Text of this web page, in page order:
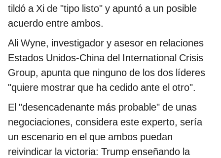
tildó a Xi de "tipo listo" y apuntó a un posible
acuerdo entre ambos.
Ali Wyne, investigador y asesor en relaciones
Estados Unidos-China del International Crisis
Group, apunta que ninguno de los dos líderes
"quiere mostrar que ha cedido ante el otro".
El "desencadenante más probable" de unas
negociaciones, considera este experto, sería
un escenario en el que ambos puedan
reivindicar la victoria: Trump enseñando la